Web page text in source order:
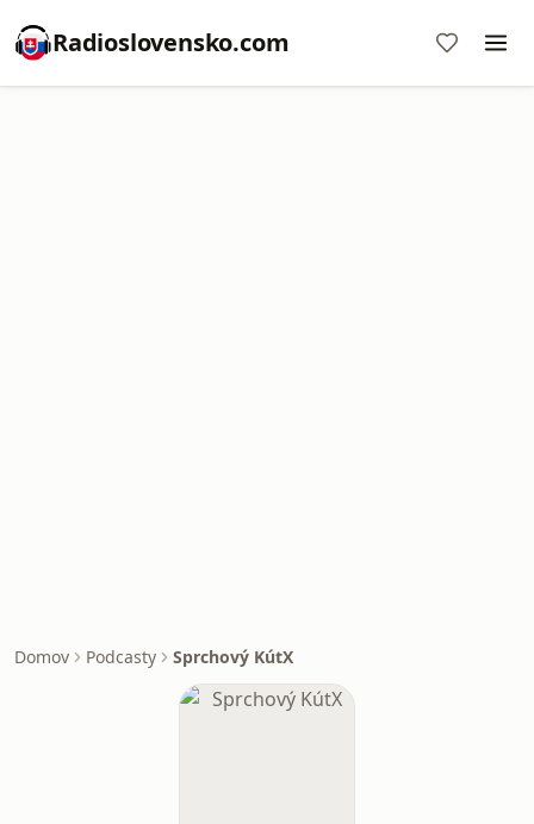
Radioslovensko.com
Domov Podcasty Sprchový KútX